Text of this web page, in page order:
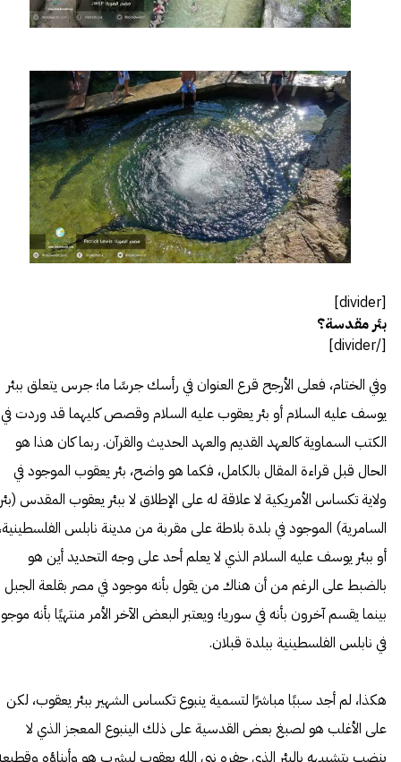
[divider]
بئر مقدسة؟
[/divider]
وفي الختام، فعلى الأرجح قرع العنوان في رأسك جرسًا ما؛ جرس يتعلق ببئر
يوسف عليه السلام أو بئر يعقوب عليه السلام وقصص كليهما قد وردت في
الكتب السماوية كالعهد القديم والعهد الحديث والقرآن. ربما كان هذا هو
الحال قبل قراءة المقال بالكامل، فكما هو واضح، بئر يعقوب الموجود في
ولاية تكساس الأمريكية لا علاقة له على الإطلاق لا ببئر يعقوب المقدس (بئر
السامرية) الموجود في بلدة بلاطة على مقربة من مدينة نابلس
أو ببئر يوسف عليه السلام الذي لا يعلم أحد على وجه التحديد أين هو
بالضبط على الرغم من أن هناك من يقول بأنه موجود في مصر بقلعة الجبل
بينما يقسم آخرون بأنه في سوريا؛ ويعتبر البعض الآخر الأمر منتهيًا بأنه
في نابلس الفلسطينية ببلدة قبلان.
هكذا، لم أجد سببًا مباشرًا لتسمية ينبوع تكساس الشهير ببئر يعقوب، لكن
على الأغلب هو لصبغ بعض القدسية على ذلك الينبوع المعجز الذي لا
ينضب بتشبيهه بالبئر الذي حفره نبي الله يعقوب ليشرب هو وأبناؤه